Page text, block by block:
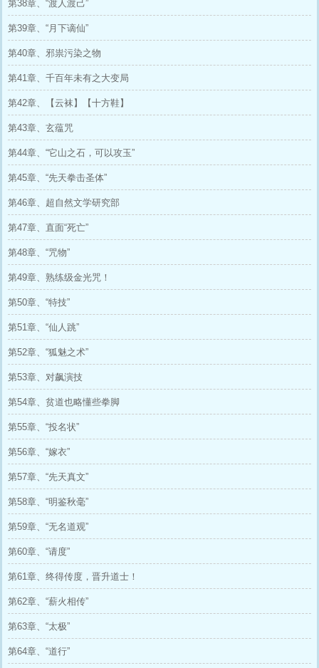
第38章、“渡人渡己”
第39章、“月下谪仙”
第40章、邪祟污染之物
第41章、千百年未有之大变局
第42章、【云袜】【十方鞋】
第43章、玄蕴咒
第44章、“它山之石，可以攻玉”
第45章、“先天拳击圣体”
第46章、超自然文学研究部
第47章、直面“死亡”
第48章、“咒物”
第49章、熟练级金光咒！
第50章、“特技”
第51章、“仙人跳”
第52章、“狐魅之术”
第53章、对飙演技
第54章、贫道也略懂些拳脚
第55章、“投名状”
第56章、“嫁衣”
第57章、“先天真文”
第58章、“明鉴秋毫”
第59章、“无名道观”
第60章、“请度”
第61章、终得传度，晋升道士！
第62章、“薪火相传”
第63章、“太极”
第64章、“道行”